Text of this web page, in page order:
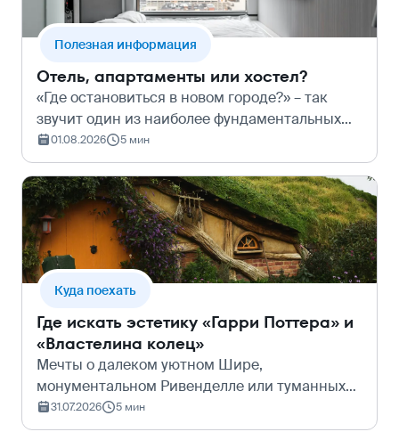
Полезная информация
Отель, апартаменты или хостел?
«Где остановиться в новом городе?» – так
звучит один из наиболее фундаментальных
вопросов при планировании путешествия.
Будет это отель с длинным списком удобств,
отдельная квартира с собственной кухн…
01.08.2026 5 мин
Куда поехать
Где искать эстетику «Гарри Поттера» и
«Властелина колец»
Мечты о далеком уютном Шире,
монументальном Ривенделле или туманных
холмах Новой Зеландии часто разбиваются о
длительность перелётов, сложность визовых
31.07.2026 5 мин